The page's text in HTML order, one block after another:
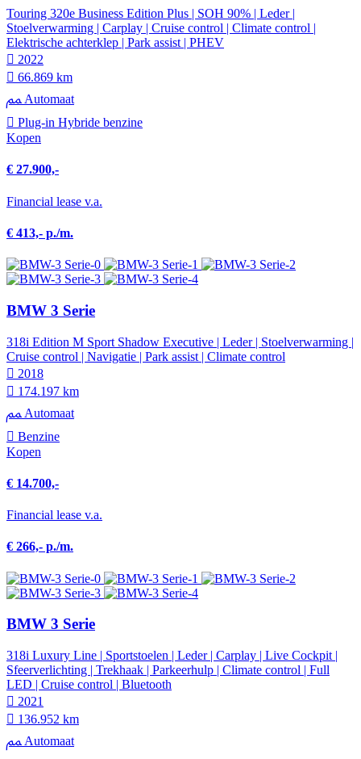
Touring 320e Business Edition Plus | SOH 90% | Leder |
Stoelverwarming | Carplay | Cruise control | Climate control |
Elektrische achterklep | Park assist | PHEV
2022
66.869 km
Automaat
Plug-in Hybride benzine
Kopen
€ 27.900,-
Financial lease v.a.
€ 413,- p./m.
BMW 3 Serie
318i Edition M Sport Shadow Executive | Leder | Stoelverwarming |
Cruise control | Navigatie | Park assist | Climate control
2018
174.197 km
Automaat
Benzine
Kopen
€ 14.700,-
Financial lease v.a.
€ 266,- p./m.
BMW 3 Serie
318i Luxury Line | Sportstoelen | Leder | Carplay | Live Cockpit |
Sfeerverlichting | Trekhaak | Parkeerhulp | Climate control | Full
LED | Cruise control | Bluetooth
2021
136.952 km
Automaat